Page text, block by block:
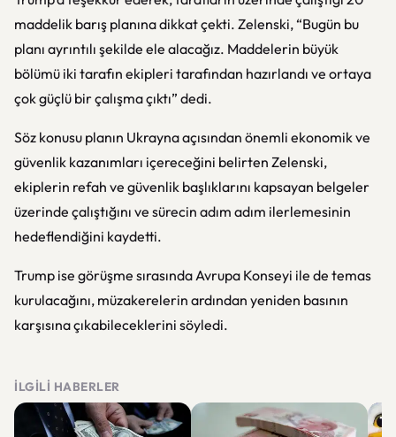
maddelik barış planına dikkat çekti. Zelenski, “Bugün bu
planı ayrıntılı şekilde ele alacağız. Maddelerin büyük
bölümü iki tarafın ekipleri tarafından hazırlandı ve ortaya
çok güçlü bir çalışma çıktı” dedi.
Söz konusu planın Ukrayna açısından önemli ekonomik ve
güvenlik kazanımları içereceğini belirten Zelenski,
ekiplerin refah ve güvenlik başlıklarını kapsayan belgeler
üzerinde çalıştığını ve sürecin adım adım ilerlemesinin
hedeflendiğini kaydetti.
Trump ise görüşme sırasında Avrupa Konseyi ile de temas
kurulacağını, müzakerelerin ardından yeniden basının
karşısına çıkabileceklerini söyledi.
İLGILI HABERLER